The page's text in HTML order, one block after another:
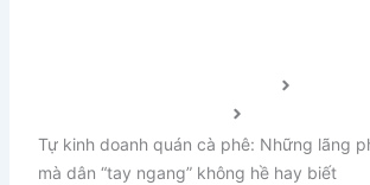
Tự kinh doanh quán cà phê: Những lãng
mà dân “tay ngang” không hề hay biết